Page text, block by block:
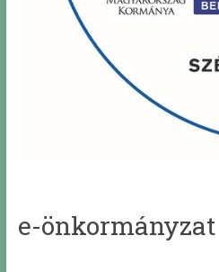
e-önkormányzat